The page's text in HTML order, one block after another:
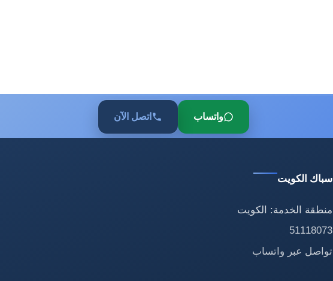
واتساب اتصل الآن
سباك الكويت
منطقة الخدمة: الكويت
51118073
تواصل عبر واتساب